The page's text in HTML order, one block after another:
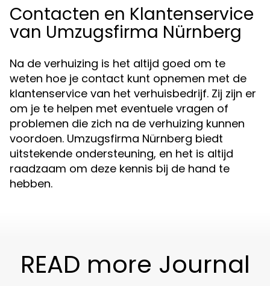
Contacten en Klantenservice
van Umzugsfirma Nürnberg
Na de verhuizing is het altijd goed om te
weten hoe je contact kunt opnemen met de
klantenservice van het verhuisbedrijf. Zij zijn er
om je te helpen met eventuele vragen of
problemen die zich na de verhuizing kunnen
voordoen. Umzugsfirma Nürnberg biedt
uitstekende ondersteuning, en het is altijd
raadzaam om deze kennis bij de hand te
hebben.
READ more Journal